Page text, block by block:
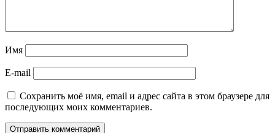
Имя
E-mail
Сохранить моё имя, email и адрес сайта в этом браузере для
последующих моих комментариев.